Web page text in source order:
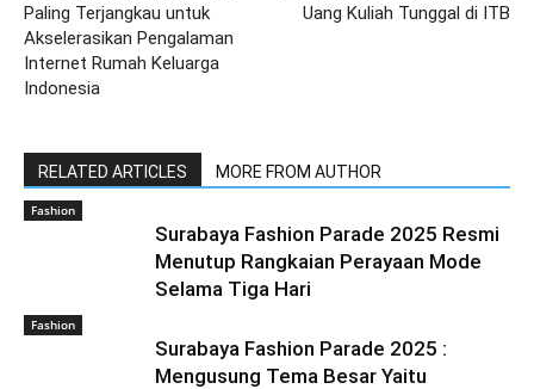
Paling Terjangkau untuk
Akselerasikan Pengalaman
Internet Rumah Keluarga
Indonesia
Uang Kuliah Tunggal di ITB
RELATED ARTICLES MORE FROM AUTHOR
Fashion
Surabaya Fashion Parade 2025 Resmi
Menutup Rangkaian Perayaan Mode
Selama Tiga Hari
Fashion
Surabaya Fashion Parade 2025 :
Mengusung Tema Besar Yaitu